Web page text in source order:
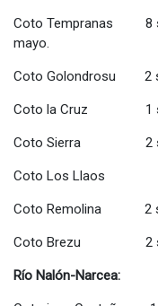
Coto Tempranas 8
mayo.
Coto Golondrosu 2
Coto la Cruz 1
Coto Sierra 2
Coto Los Llaos
Coto Remolina 2
Coto Brezu 2
Río Nalón-Narcea: